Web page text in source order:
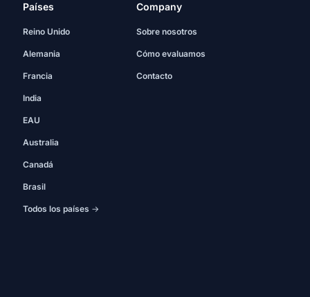
Países
Reino Unido
Alemania
Francia
India
EAU
Australia
Canadá
Brasil
Todos los países →
Company
Sobre nosotros
Cómo evaluamos
Contacto